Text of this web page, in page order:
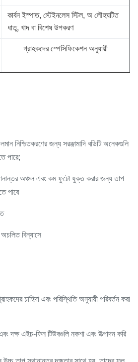
কার্বন ইস্পাত, স্টেইনলেস স্টিল, অ লৌহঘটিত
ধাতু, খাদ বা বিশেষ উপকরণ
গ্রাহকদের স্পেসিফিকেশন অনুযায়ী
নিশ্চিতকরণের জন্য সরঞ্জামাদি বডিটি অনেকগুলি
পারে;
অঞ্চল এবং কম ফুটো যুক্ত করার জন্য তাপ
পারে
বিন্যাসে
চাহিদা এবং পরিস্থিতি অনুযায়ী পরিবর্তন করা
দক্ষ এইচ-ফিন টিউবগুলি নকশা এবং উত্পাদন করি